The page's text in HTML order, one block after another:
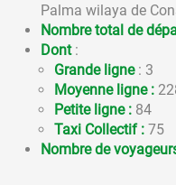
Palma wilaya de
Nombre total de
Dont :
Grande ligne: 3
Moyenne ligne :
Petite ligne : 84
Taxi Collectif : 75
Nombre de